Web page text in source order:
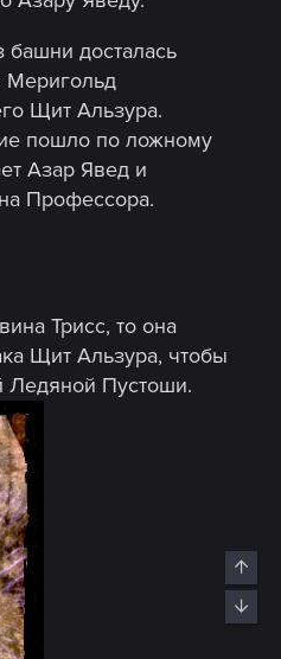
башни досталась
Меригольд
Щит Альзура.
пошло по ложному
Азар Явед и
Профессора.
Трисс, то она
Щит Альзура, чтобы
Ледяной Пустоши.
Top